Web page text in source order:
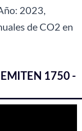
2023,
de CO2 en
1750 -